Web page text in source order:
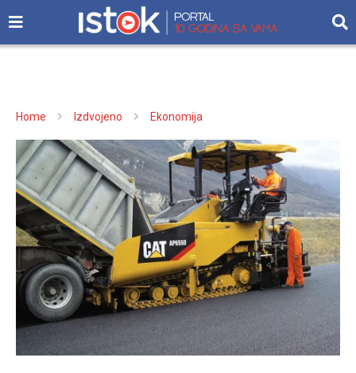
Home Izdvojeno Ekonomija